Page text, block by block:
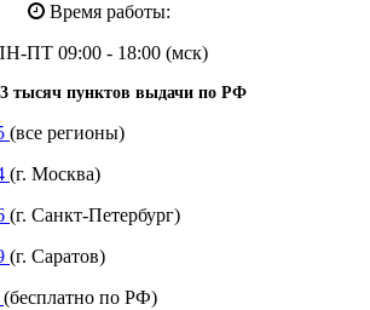
Время работы:
ПТ 09:00 - 18:00 (мск)
3 тысяч пунктов выдачи по РФ
(все регионы)
(г. Москва)
(г. Санкт-Петербург)
(г. Саратов)
(бесплатно по РФ)